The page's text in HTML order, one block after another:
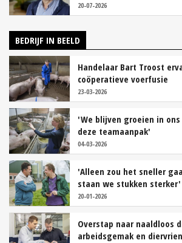
20-07-2026
BEDRIJF IN BEELD
Handelaar Bart Troost
coöperatieve voerfusie
23-03-2026
'We blijven groeien in
deze teamaanpak'
04-03-2026
'Alleen zou het sneller
staan we stukken sterker'
20-01-2026
Overstap naar naaldloos
arbeidsgemak en